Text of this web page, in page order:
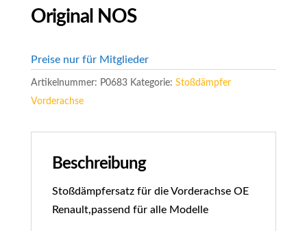
Original NOS
Preise nur für Mitglieder
Artikelnummer: P0683 Kategorie: Stoßdämpfer
Vorderachse
Beschreibung
Stoßdämpfersatz für die Vorderachse OE
Renault,passend für alle Modelle